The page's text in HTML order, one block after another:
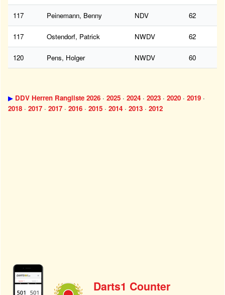
117 Peinemann, Benny NDV 62
117 Ostendorf, Patrick NWDV 62
120 Pens, Holger NWDV 60
▶ DDV Herren Rangliste 2026 · 2025 · 2024 · 2023 · 2020 · 2019 ·
2018 · 2017 · 2017 · 2016 · 2015 · 2014 · 2013 · 2012
Darts1 Counter